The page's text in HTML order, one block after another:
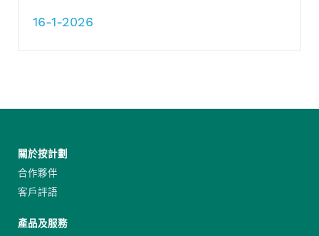
16-1-2026
關於按計劃
合作夥伴
客戶評語
產品及服務